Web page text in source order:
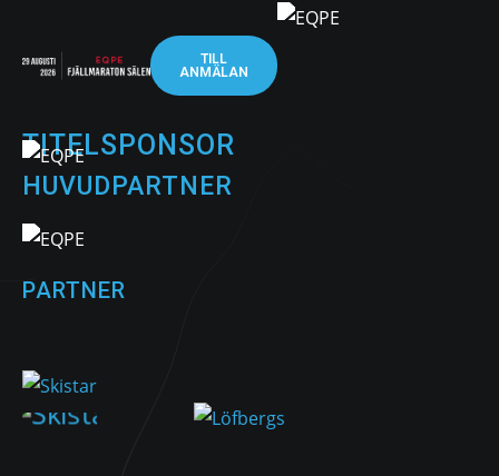
TILL
ANMÄLAN
TITELSPONSOR
HUVUDPARTNER
PARTNER